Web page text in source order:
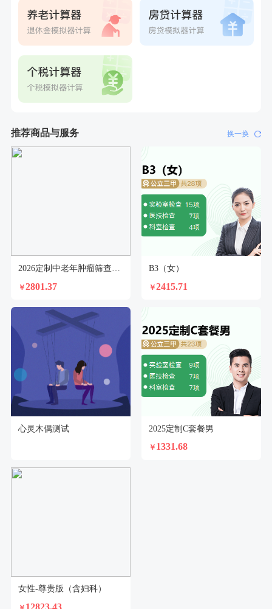
6分钟前
购买了美的体重秤 MO-CW5 白色
7分钟前
孙**
成功预约了商务应酬体检（男）
成功预约了男性婚前体检基础套餐
刚刚
毛**
购买了联创雅斯奶锅DF-CP103M
刚刚
购买了联创雅斯奶锅DF-CP103M
推荐商品与服务 换一换
￥2801.37
B3（女）
￥2415.71
心灵木偶测试 2025定制C套餐男
￥ 1331.68
女性-尊贵版（含妇科）